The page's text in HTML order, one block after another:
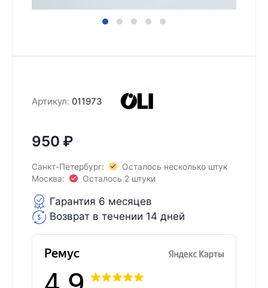
Артикул: 011973
950 ₽
Санкт-Петербург:
Осталось несколько штук
Москва:
Осталось 2 штуки
Гарантия 6 месяцев
Возврат в течении 14 дней